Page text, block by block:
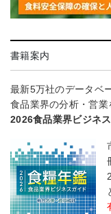
書籍案内
最新5万社のデータベ
食品業界の分析・営業
2026食品業界ビジネ